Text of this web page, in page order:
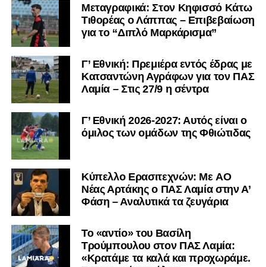
στη Γ’ Εθνική με τον ΠΑΣ Λαμία. Στο παρελθόν
αγωνίστηκε στον Λεβαδειακό, ενώ πέρασε και από ομάδες
της Serie D στην Ιταλία, όπως οι Nocerina, S. Maria
ποδοσφαιρική του διαδρομή από τον Απόλλωνα Σμύρνης.
Τον καλωσορίζουμε στην οικογένεια του Σαρωνικού και
Ακολουθήστε το lamiara.grστοGoogle Newsγια να
μαθαίνετε πρώτοι τα κυανόλευκα νέα στην Ελλάδα και τον
υπόλοιπο κόσμο. Ακολουθήστε το lamiara.gr στο
Facebook
Twitterκαι στοInstagram για να
μαθαίνετε σε χρόνο dt όλα τα νέα.
Μεταγραφικά: Στον Κηφισσό Κάτω
Τιθορέας ο Λάππας – Επιβεβαίωση
για το “Διπλό Μαρκάρισμα”
Γ’ Εθνική: Πρεμιέρα εντός έδρας με
Κατσαντώνη Αγράφων για τον ΠΑΣ
Λαμία – Στις 27/9 η σέντρα
Γ’ Εθνική 2026-2027: Αυτός είναι ο
όμιλος των ομάδων της Φθιώτιδας
Kύπελλο Ερασιτεχνών: Με AO
Nέας Αρτάκης ο ΠΑΣ Λαμία στην Α’
Φάση – Αναλυτικά τα ζευγάρια
Το «αντίο» του Βασίλη
Τρούμπουλου στον ΠΑΣ Λαμία:
«Κρατάμε τα καλά και προχωράμε.